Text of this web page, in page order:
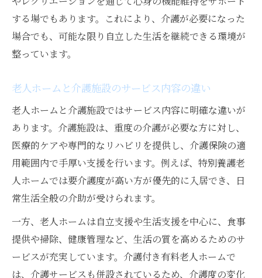
する場でもあります。これにより、介護が必要になった
場合でも、可能な限り自立した生活を継続できる環境が
整っています。
老人ホームと介護施設のサービス内容の違い
老人ホームと介護施設ではサービス内容に明確な違いが
あります。介護施設は、重度の介護が必要な方に対し、
医療的ケアや専門的なリハビリを提供し、介護保険の適
用範囲内で手厚い支援を行います。例えば、特別養護老
人ホームでは要介護度が高い方が優先的に入居でき、日
常生活全般の介助が受けられます。
一方、老人ホームは自立支援や生活支援を中心に、食事
提供や掃除、健康管理など、生活の質を高めるためのサ
ービスが充実しています。介護付き有料老人ホームで
は、介護サービスも併設されているため、介護度の変化